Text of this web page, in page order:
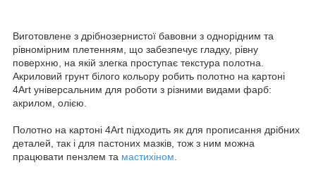
Виготовлене з дрібнозернистої бавовни з однорідним та
рівномірним плетенням, що забезпечує гладку, рівну
поверхню, на якій злегка проступає текстура полотна.
Акриловий грунт білого кольору робить полотно на картоні
4Art універсальним для роботи з різними видами фарб:
акрилом, олією.
Полотно на картоні 4Art підходить як для прописання дрібних
деталей, так і для пастоних мазків, тож з ним можна
працювати пензлем та мастихіном